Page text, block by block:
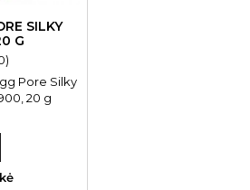
SILKY
G
Pore Silky
20 g